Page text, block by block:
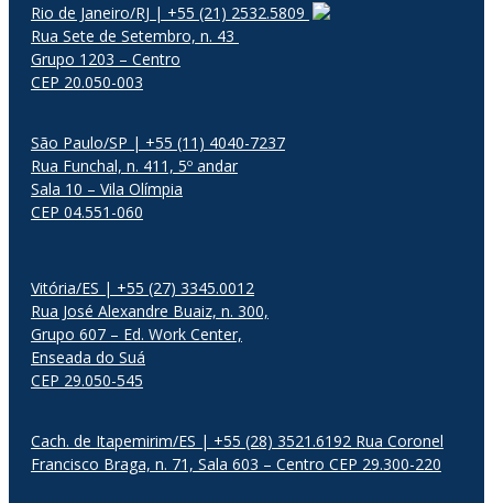
Rio de Janeiro/RJ | +55 (21) 2532.5809
Rua Sete de Setembro, n. 43
Grupo 1203 – Centro
CEP 20.050-003
São Paulo/SP | +55 (11) 4040-7237
Rua Funchal, n. 411, 5º andar
Sala 10 – Vila Olímpia
CEP 04.551-060
Vitória/ES | +55 (27) 3345.0012
Rua José Alexandre Buaiz, n. 300,
Grupo 607 – Ed. Work Center,
Enseada do Suá
CEP 29.050-545
Cach. de Itapemirim/ES | +55 (28) 3521.6192 Rua Coronel
Francisco Braga, n. 71, Sala 603 – Centro CEP 29.300-220